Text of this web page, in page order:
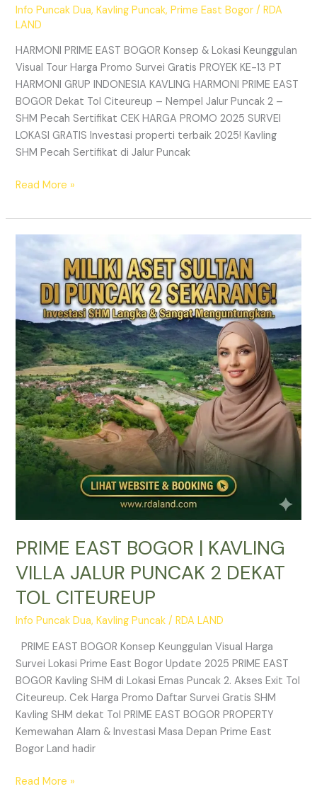
Info Puncak Dua,Kavling Puncak,Prime East Bogor /RDA
LAND
HARMONI PRIME EAST BOGOR Konsep & Lokasi Keunggulan
Visual Tour Harga Promo Survei Gratis PROYEK KE-13 PT
HARMONI GRUP INDONESIA KAVLING HARMONI PRIME EAST
BOGOR Dekat Tol Citeureup – Nempel Jalur Puncak 2 –
SHM Pecah Sertifikat CEK HARGA PROMO 2025 SURVEI
LOKASI GRATIS Investasi properti terbaik 2025! Kavling
SHM Pecah Sertifikat di Jalur Puncak
Read More »
PRIME EAST BOGOR | KAVLING
VILLA JALUR PUNCAK 2 DEKAT
TOL CITEUREUP
Info Puncak Dua,Kavling Puncak /RDA LAND
PRIME EAST BOGOR Konsep Keunggulan Visual Harga
Survei Lokasi Prime East Bogor Update 2025 PRIME EAST
BOGOR Kavling SHM di Lokasi Emas Puncak 2. Akses Exit Tol
Citeureup. Cek Harga Promo Daftar Survei Gratis SHM
Kavling SHM dekat Tol PRIME EAST BOGOR PROPERTY
Kemewahan Alam & Investasi Masa Depan Prime East
Bogor Land hadir
EAST
BOGOR
KAVLING
VILLA
JALUR
PUNCAK
2
DEKAT
TOL
CITEUREUP
Read More »